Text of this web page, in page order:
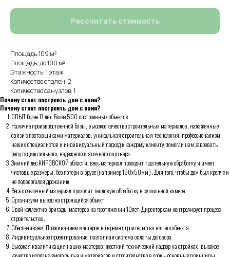
Рассчитать стоимость
Площадь:109 м²
Площадь: до 100 м²
Этажность: 1 этаж
Количество спален: 2
Количество санузлов: 1
Почему стоит построить дом с нами?
Почему стоит построить дом с нами?
ОПЫТ более 17 лет. Более 500 построенных объектов .
Наличие производственной базы, высокое качество строительных материалов, налаженные
связи с поставщиками материалов, уникальная строительная технология, профессионализм
наших специалистов и индивидуальный подход к каждому клиенту помогли нам завоевать
репутацию сильного, надежного и этичного партнера.
Зимний лес КИРОВСКОЙ области, весь материал проходит тщательную обработку и имеет
чистовые размеры, без потери в брусе (например 150х50мм.) . Для того, чтобы дом был крепче и
не подвергался дрожанию.
Весь отделочный материал проходит тепловую обработку в сушильной камере.
Организуем выезд на строящийся объект.
Свой коллектив бригады мастеров на протяжении 10лет. Директор сам контролирует процесс
строительства.
Обеспечиваем Проживанием мастеров во время строительства вашего объекта.
Индивидуальное проектирование, поэтапная система оплаты договора.
Высокая квалификация наших мастеров, жесткий технический надзор на стройках, высокое
Комплектации